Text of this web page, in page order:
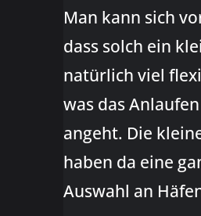
Man kann sich
dass solch ein
natürlich viel
was das
angeht. Die
haben da eine
Auswahl an